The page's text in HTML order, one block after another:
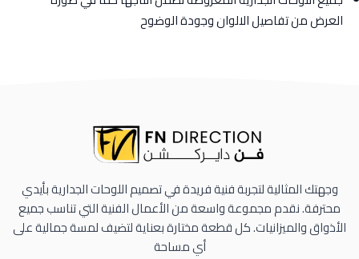
العرض من تفاصيل الالوان وجودة الوضوح
وجهتك المثالية لتجربة فنية فريدة في تصميم اللوحات الجدارية بأيدي
محترفة. نقدم مجموعة واسعة من الأعمال الفنية التي تناسب جميع
الأذواق والميزانيات. كل قطعة مختارة بعناية لتضيف لمسة جمالية على
أي مساحة